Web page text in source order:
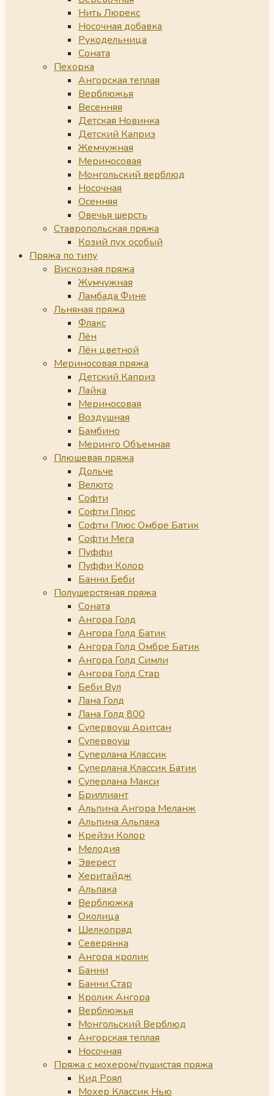
Нить Люрекс
Носочная добавка
Рукодельница
Соната
Пехорка
Ангорская теплая
Верблюжья
Весенняя
Детская Новинка
Детский Каприз
Жемчужная
Мериносовая
Монгольский верблюд
Носочная
Осенняя
Овечья шерсть
Ставропольская пряжа
Козий пух особый
Пряжа по типу
Вискозная пряжа
Жумчужная
Ламбада Фине
Льняная пряжа
Флакс
Лён
Лён цветной
Мериносовая пряжа
Детский Каприз
Лайка
Мериносовая
Воздушная
Бамбино
Меринго Объемная
Плюшевая пряжа
Дольче
Велюто
Софти
Софти Плюс
Софти Плюс Омбре Батик
Софти Мега
Пуффи
Пуффи Колор
Банни Беби
Полушерстяная пряжа
Соната
Ангора Голд
Ангора Голд Батик
Ангора Голд Омбре Батик
Ангора Голд Симли
Ангора Голд Стар
Беби Вул
Лана Голд
Лана Голд 800
Супервоуш Аритсан
Супервоуш
Суперлана Классик
Суперлана Классик Батик
Суперлана Макси
Бриллиант
Альпина Ангора Меланж
Альпина Альпака
Крейзи Колор
Мелодия
Эверест
Херитайдж
Альпака
Верблюжка
Околица
Шелкопряд
Северянка
Ангора кролик
Банни
Банни Стар
Кролик Ангора
Верблюжья
Монгольский Верблюд
Ангорская теплая
Носочная
Пряжа с мохером/пушистая пряжа
Кид Роял
Мохер Классик Нью